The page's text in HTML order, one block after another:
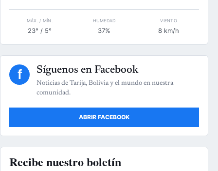
MÁX. / MÍN.
23° / 5°
HUMEDAD
37%
VIENTO
8 km/h
f Síguenos en Facebook
Noticias de Tarija, Bolivia y el mundo en nuestra
comunidad.
ABRIR FACEBOOK
Recibe nuestro boletín